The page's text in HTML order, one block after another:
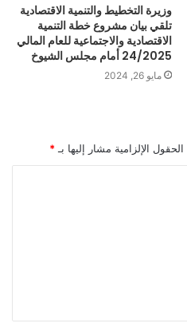
وزيرة التخطيط والتنمية الاقتصادية
تلقي بيان مشروع خطة التنمية
الاقتصادية والاجتماعية للعام المالي
24/2025 أمام مجلس الشيوخ
مايو 26, 2024
الحقول الإلزامية مشار إليها بـ *